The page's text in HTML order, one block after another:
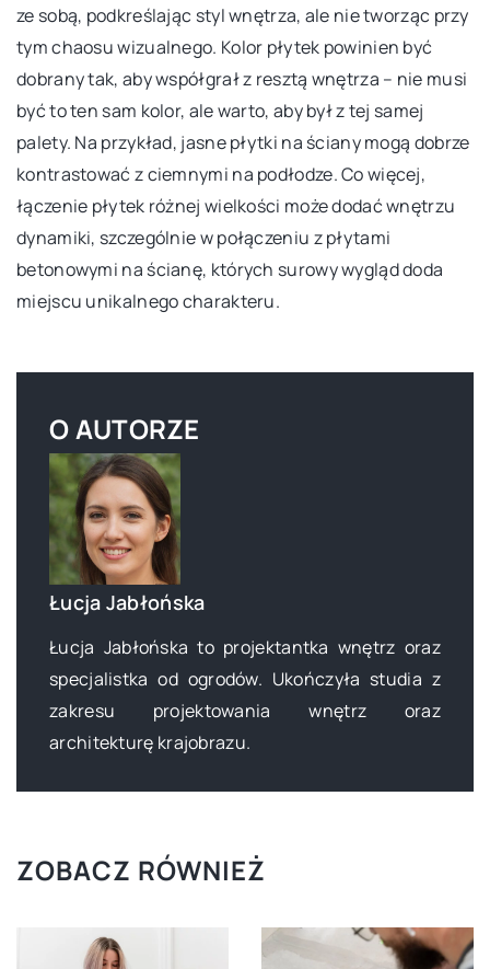
ze sobą, podkreślając styl wnętrza, ale nie tworząc przy
tym chaosu wizualnego. Kolor płytek powinien być
dobrany tak, aby współgrał z resztą wnętrza – nie musi
być to ten sam kolor, ale warto, aby był z tej samej
palety. Na przykład, jasne płytki na ściany mogą dobrze
kontrastować z ciemnymi na podłodze. Co więcej,
łączenie płytek różnej wielkości może dodać wnętrzu
dynamiki, szczególnie w połączeniu z płytami
betonowymi na ścianę, których surowy wygląd doda
miejscu unikalnego charakteru.
O AUTORZE
Łucja Jabłońska
Łucja Jabłońska to projektantka wnętrz oraz
specjalistka od ogrodów. Ukończyła studia z
zakresu projektowania wnętrz oraz
architekturę krajobrazu.
ZOBACZ RÓWNIEŻ